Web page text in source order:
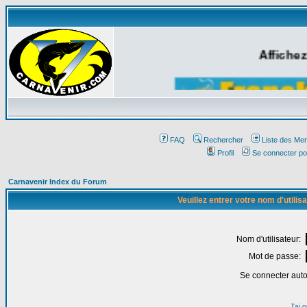
FAQ Rechercher
Liste des
Profil
Se connecter
Carnavenir Index du Forum
Veuillez entrer votre nom
Nom d'utilisateur:
Mot de passe:
Se connecter